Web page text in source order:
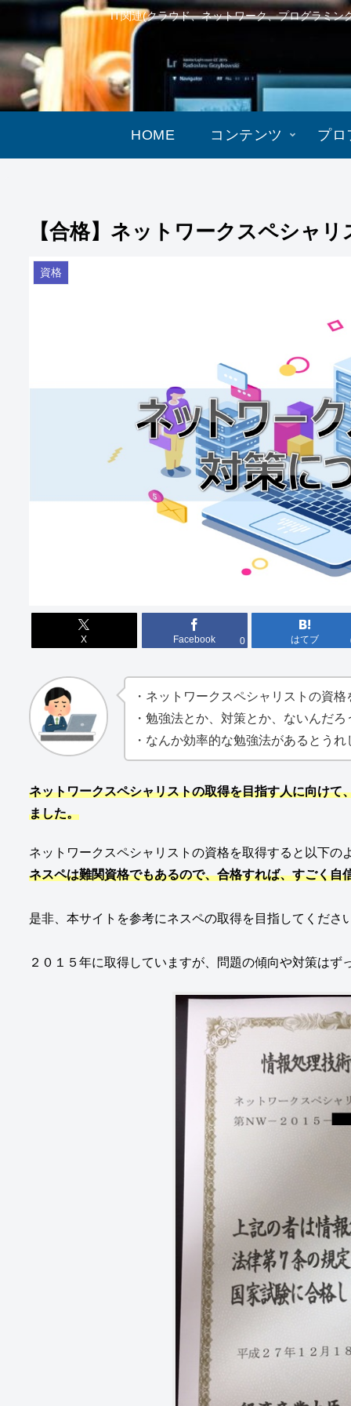
IT関連(クラウド、ネットワーク、プログラミン
HOME コンテンツ プロ
【合格】ネットワークスペシャ
資格
X Facebook 0 はてブ
・ネットワークスペシャリストの資
・勉強法とか、対策とか、ないんだろ
・なんか効率的な勉強法があるとう
ネットワークスペシャリストの取得を目指す人に向け
ました。
ネットワークスペシャリストの資格を取得すると以下の
ネスペは難関資格でもあるので、合格すれば、すごく自
是非、本サイトを参考にネスペの取得を目指してくださ
２０１５年に取得していますが、問題の傾向や対策はず